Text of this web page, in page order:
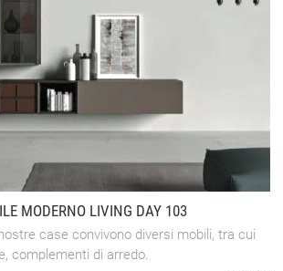
MODERNO LIVING DAY 103
case convivono diversi mobili, tra cui
complementi di arredo.